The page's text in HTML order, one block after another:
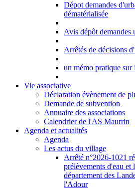
Dépot demandes
dématérialisée
Avis dépôt demandes
Arrêtés de décisions
un mémo pratique sur
Vie associative
Déclaration évènement de
Demande de subvention
Annuaire des associations
Calendrier de l'AS Maurrin
Agenda et actualités
Agenda
Les actus du village
Arrêté n°2026-1021
prélèvements d'eau et
département des
l'Adour